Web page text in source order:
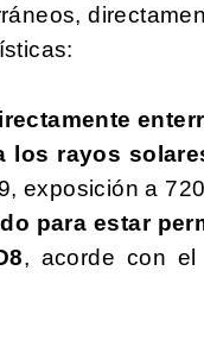
los rayos
exposición a
para estar
, acorde con el